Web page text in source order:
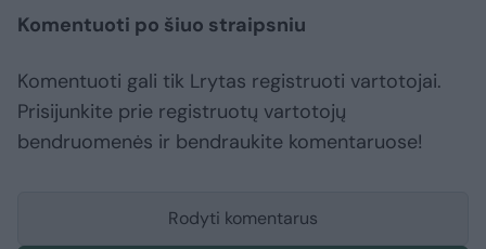
Komentuoti po šiuo straipsniu
Komentuoti gali tik Lrytas registruoti vartotojai.
Prisijunkite prie registruotų vartotojų
bendruomenės ir bendraukite komentaruose!
Rodyti komentarus